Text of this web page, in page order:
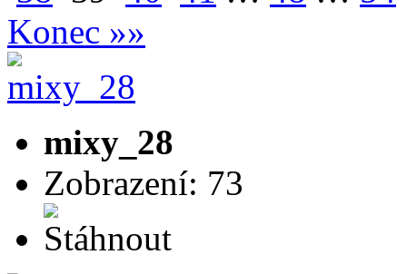
Konec »»
mixy_28
Zobrazení: 73